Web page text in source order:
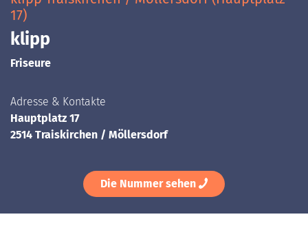
17)
klipp
Friseure
Adresse & Kontakte
Hauptplatz 17
2514 Traiskirchen / Möllersdorf
Die Nummer sehen